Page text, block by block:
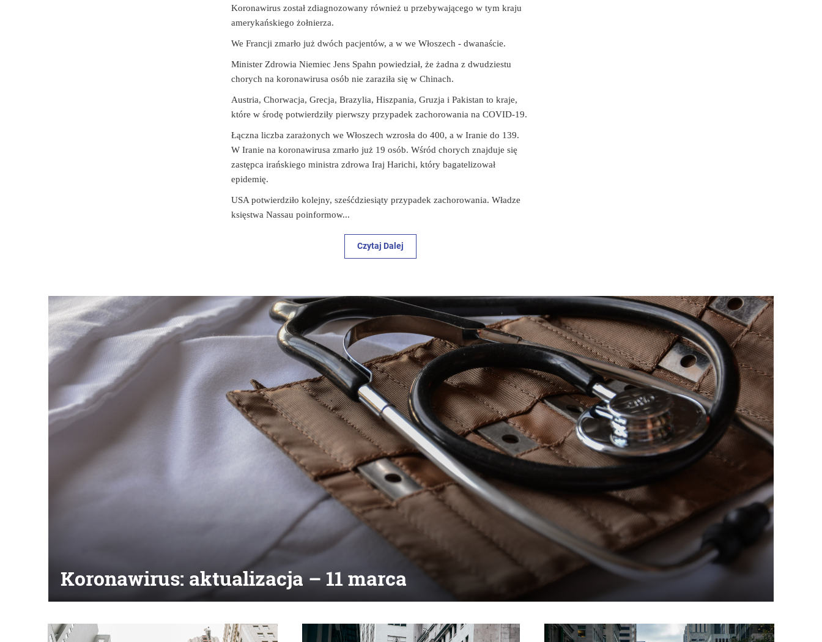
Koronawirus został zdiagnozowany również u przebywającego w tym kraju
amerykańskiego żołnierza.
We Francji zmarło już dwóch pacjentów, a w we Włoszech - dwanaście.
Minister Zdrowia Niemiec Jens Spahn powiedział, że żadna z dwudziestu
chorych na koronawirusa osób nie zaraziła się w Chinach.
Austria, Chorwacja, Grecja, Brazylia, Hiszpania, Gruzja i Pakistan to kraje,
które w środę potwierdziły pierwszy przypadek zachorowania na COVID-19.
Łączna liczba zarażonych we Włoszech wzrosła do 400, a w Iranie do 139.
W Iranie na koronawirusa zmarło już 19 osób. Wśród chorych znajduje się
zastępca irańskiego ministra zdrowa Iraj Harichi, który bagatelizował
epidemię.
USA potwierdziło kolejny, sześćdziesiąty przypadek zachorowania. Władze
księstwa Nassau poinformow...
Czytaj Dalej
Koronawirus: aktualizacja – 11 marca